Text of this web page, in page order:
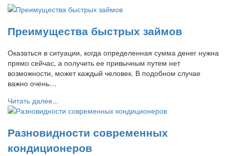
Преимущества быстрых займов
Оказаться в ситуации, когда определенная сумма денег нужна
прямо сейчас, а получить ее привычным путем нет
возможности, может каждый человек. В подобном случае
важно очень…
Читать далее...
Разновидности современных
кондиционеров